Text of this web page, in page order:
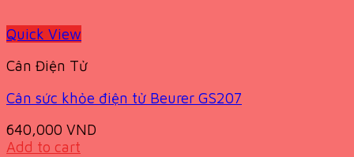
Quick View
Cân Điện Tử
Cân sức khỏe điện tử Beurer GS207
640,000 VND
Add to cart